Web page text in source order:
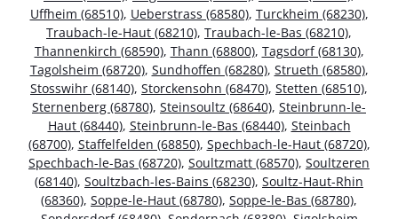
Uffheim (68510), Ueberstrass (68580), Turckheim (68230),
Traubach-le-Haut (68210), Traubach-le-Bas (68210),
Thannenkirch (68590), Thann (68800), Tagsdorf (68130),
Tagolsheim (68720), Sundhoffen (68280), Strueth (68580),
Stosswihr (68140), Storckensohn (68470), Stetten (68510),
Sternenberg (68780), Steinsoultz (68640), Steinbrunn-le-
Haut (68440), Steinbrunn-le-Bas (68440), Steinbach
(68700), Staffelfelden (68850), Spechbach-le-Haut (68720),
Spechbach-le-Bas (68720), Soultzmatt (68570), Soultzeren
(68140), Soultzbach-les-Bains (68230), Soultz-Haut-Rhin
(68360), Soppe-le-Haut (68780), Soppe-le-Bas (68780),